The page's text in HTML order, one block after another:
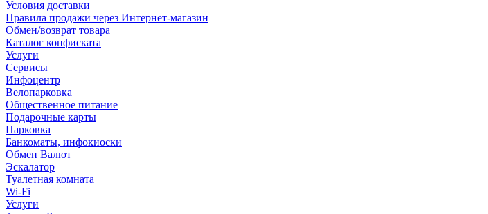
Условия доставки
Правила продажи через Интернет-магазин
Обмен/возврат товара
Каталог конфиската
Услуги
Сервисы
Инфоцентр
Велопарковка
Общественное питание
Подарочные карты
Парковка
Банкоматы, инфокиоски
Обмен Валют
Эскалатор
Туалетная комната
Wi-Fi
Услуги